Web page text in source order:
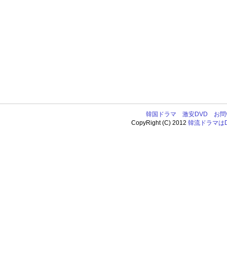
韓国ドラマ 激安DVD
お
CopyRight (C) 2012韓流ドラマは